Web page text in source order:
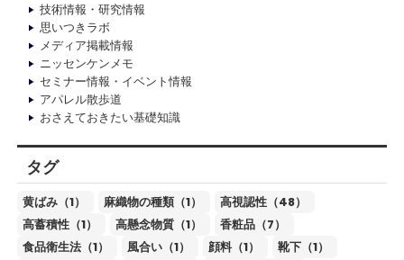
技術情報・研究情報
思いつきラボ
メディア掲載情報
ニッセンケンメモ
セミナー情報・イベント情報
アパレル散歩道
おさえておきたい基礎知識
タグ
黄ばみ（1） 麻織物の種類（1）
高視認性（48）
高蓄積性（1）
高懸念物質（1）
香粧品（7）
食品衛生法（1）
風合い（1） 顔料（1）
靴下（1）